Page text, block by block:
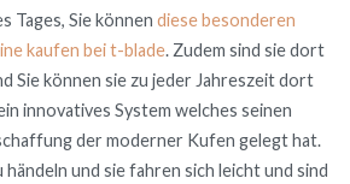
Tages, Sie können diese besonderen
kaufen bei t-blade. Zudem sind sie dort
Sie können sie zu jeder Jahreszeit dort
innovatives System welches seinen
der moderner Kufen gelegt hat.
und sie fahren sich leicht und sind